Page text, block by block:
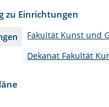
zu Einrichtungen
Fakultät Kunst und
Dekanat Fakultät